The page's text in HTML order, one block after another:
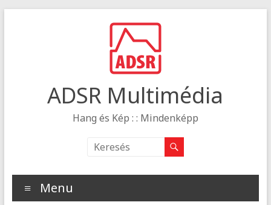
ADSR Multimédia
Hang és Kép : : Mindenképp
Menu